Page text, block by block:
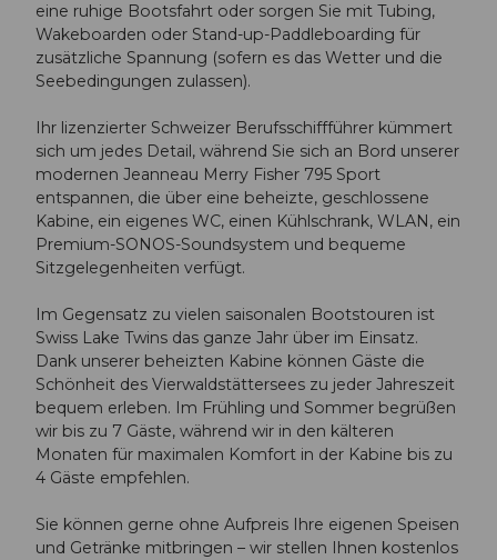
eine ruhige Bootsfahrt oder sorgen Sie mit Tubing,
Wakeboarden oder Stand-up-Paddleboarding für
zusätzliche Spannung (sofern es das Wetter und die
Seebedingungen zulassen).
Ihr lizenzierter Schweizer Berufsschiffführer kümmert
sich um jedes Detail, während Sie sich an Bord unserer
modernen Jeanneau Merry Fisher 795 Sport
entspannen, die über eine beheizte, geschlossene
Kabine, ein eigenes WC, einen Kühlschrank, WLAN, ein
Premium-SONOS-Soundsystem und bequeme
Sitzgelegenheiten verfügt.
Im Gegensatz zu vielen saisonalen Bootstouren ist
Swiss Lake Twins das ganze Jahr über im Einsatz.
Dank unserer beheizten Kabine können Gäste die
Schönheit des Vierwaldstättersees zu jeder Jahreszeit
bequem erleben. Im Frühling und Sommer begrüßen
wir bis zu 7 Gäste, während wir in den kälteren
Monaten für maximalen Komfort in der Kabine bis zu
4 Gäste empfehlen.
Sie können gerne ohne Aufpreis Ihre eigenen Speisen
und Getränke mitbringen – wir stellen Ihnen kostenlos